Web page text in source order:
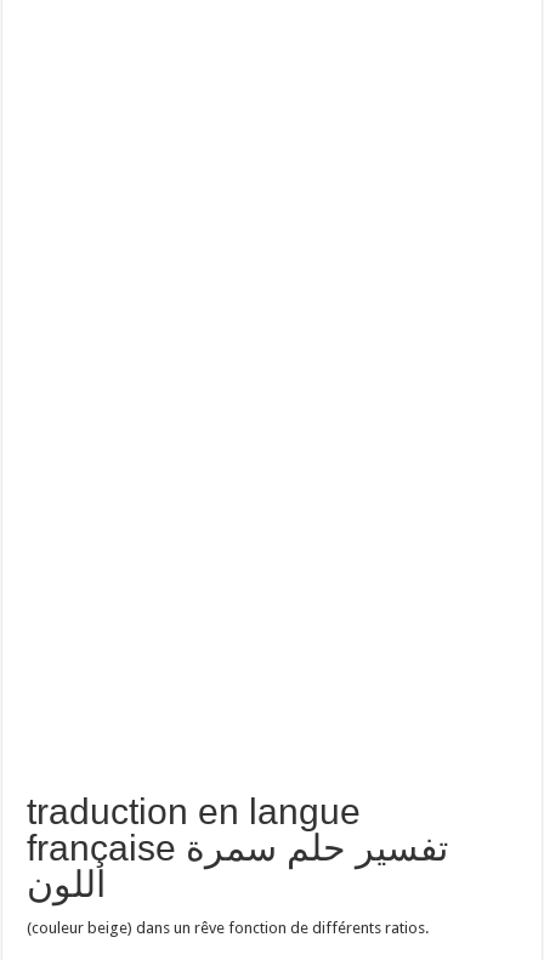
traduction en langue
française تفسير حلم سمرة
اللون
(couleur beige) dans un rêve fonction de différents ratios.